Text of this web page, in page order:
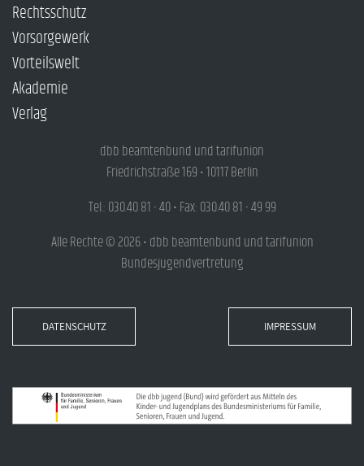
Rechtsschutz
Vorsorgewerk
Vorteilswelt
Akademie
Verlag
dbb beamtenbund und tarifunion
Friedrichstraße 169 • 10117 Berlin
Tel.: 030.40 81 - 40 • Fax: 030.40 81 - 49 99
Alle Rechte © 2026 • dbb beamtenbund und tarifunion
Bundesjugendvertretung
DATENSCHUTZ IMPRESSUM